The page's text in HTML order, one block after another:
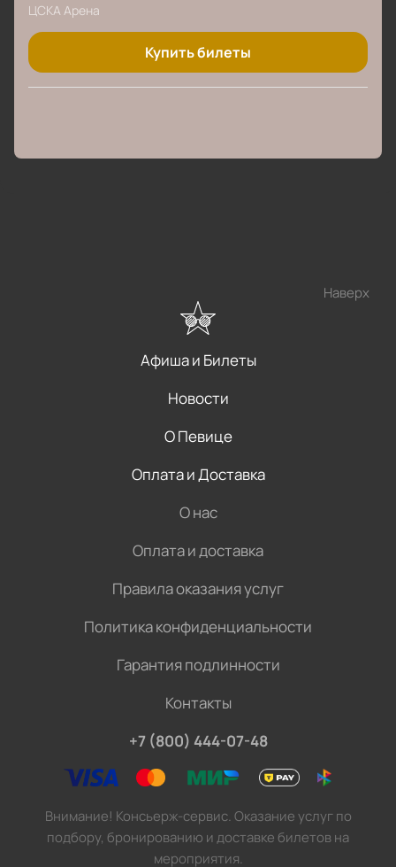
ЦСКА Арена
Купить билеты
Наверх
Афиша и Билеты
Новости
О Певице
Оплата и Доставка
О нас
Оплата и доставка
Правила оказания услуг
Политика конфиденциальности
Гарантия подлинности
Контакты
+7 (800) 444-07-48
Внимание! Консьерж-сервис. Оказание услуг по
подбору, бронированию и доставке билетов на
мероприятия.